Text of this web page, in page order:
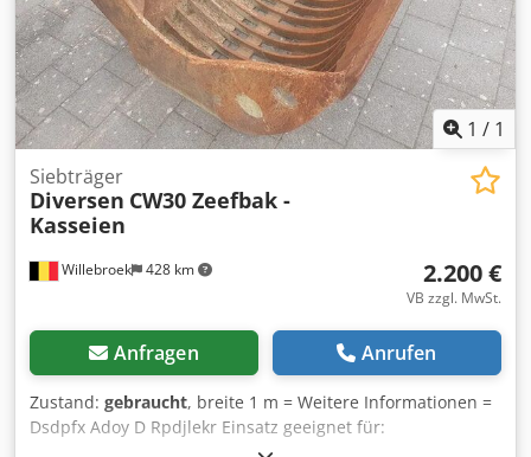
1 / 1
Willebroek 428 km
Siebträger
Diversen CW30 Zeefbak -
Kasseien
2.200 €
VB zzgl. MwSt.
Anfragen Anrufen
Zustand: gebraucht, breite 1 m = Weitere Informationen =
Dsdpfx Adoy D Rpdjlekr Einsatz geeignet für:
Baumaschinen Wenden Sie sich an Miguel Cubas, um